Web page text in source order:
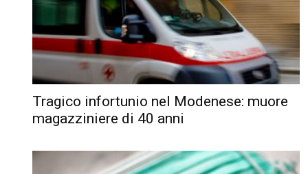
Tragico infortunio nel Modenese: muore
magazziniere di 40 anni